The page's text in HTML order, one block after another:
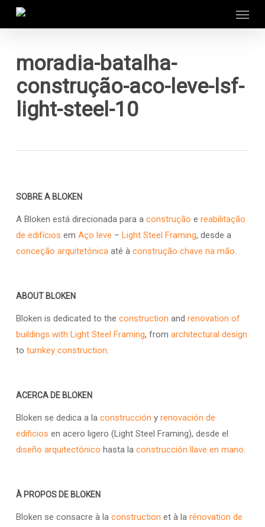
moradia-batalha-
construção-aco-leve-lsf-
light-steel-10
SOBRE A BLOKEN
A Bloken está direcionada para a construção e reabilitação
de edifícios em Aço leve – Light Steel Framing, desde a
conceção arquitetónicaaté à construção chave na mão.
ABOUT BLOKEN
Bloken is dedicated to the construction and renovation of
buildings with Light Steel Framing, from architectural design
to turnkey construction.
ACERCA DE BLOKEN
Bloken se dedica a la construcción y renovación de
edificios en acero ligero (Light Steel Framing), desde el
diseño arquitectónico hasta la construcción llave en mano.
À PROPOS DE BLOKEN
Bloken se consacre à la construction et à la rénovation de